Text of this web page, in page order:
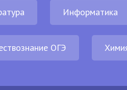
Информатика
ОГЭ